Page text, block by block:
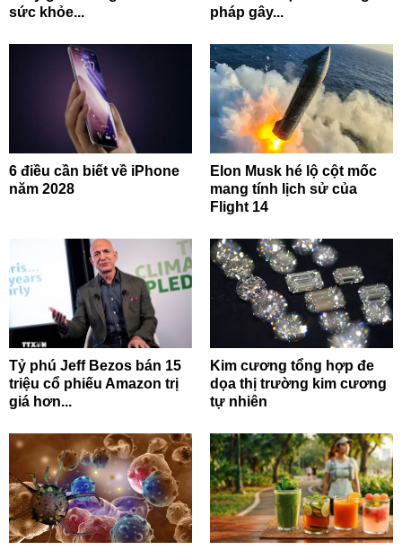
sức khỏe...
pháp gây...
6 điều cần biết về iPhone
năm 2028
Elon Musk hé lộ cột mốc
mang tính lịch sử của
Flight 14
Tỷ phú Jeff Bezos bán 15
triệu cổ phiếu Amazon trị
giá hơn...
Kim cương tổng hợp đe
dọa thị trường kim cương
tự nhiên